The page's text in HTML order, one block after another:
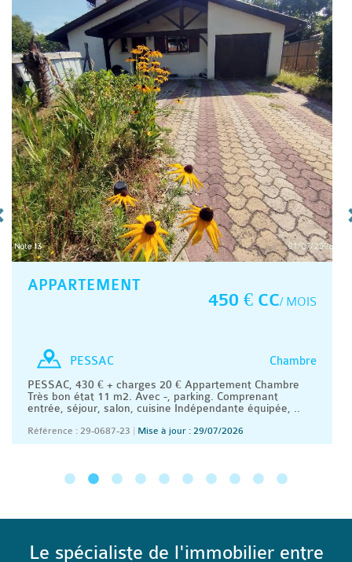
APPARTEMENT
450 € CC/ MOIS
Chambre
PESSAC
PESSAC, 430 € + charges 20 € Appartement Chambre
Très bon état 11 m2. Avec -, parking. Comprenant
entrée, séjour, salon, cuisine Indépendante équipée, ..
Référence : 29-0687-23 Mise à jour : 29/07/2026
Le spécialiste de l'immobilier entre